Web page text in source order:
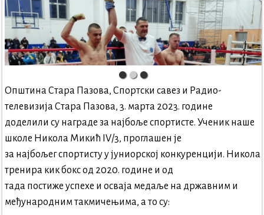
Општина Стара Пазова, Спортски савез и Радио-
телевизија Стара Пазова, 3. марта 2023. године
доделили су награде за најбоље спортисте. Ученик наше
школе Никола Микић IV/3, проглашен је
за најбољег спортисту у јуниорској конкуренцији. Никола
тренира кик бокс од 2020. године и од
тада постиже успехе и осваја медаље на државним и
међународним такмичењима, а то су: